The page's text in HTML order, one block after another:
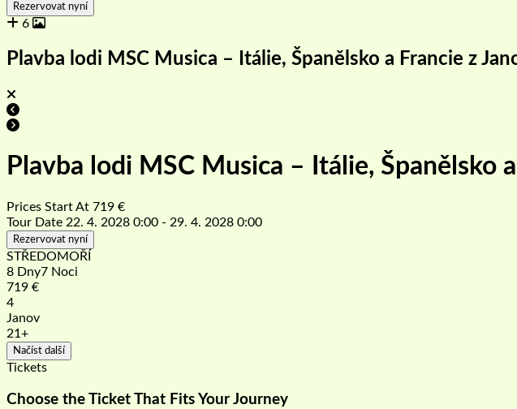
Rezervovat nyní
6
Plavba lodi MSC Musica – Itálie, Španělsko a Francie z
Plavba lodi MSC Musica – Itálie, Španělsko
Prices Start At 719 €
Tour Date 22. 4. 2028 0:00 - 29. 4. 2028 0:00
Rezervovat nyní
STŘEDOMOŘÍ
8 Dny7 Noci
719 €
4
Janov
21+
Načíst další
Tickets
Choose the Ticket That Fits Your Journey